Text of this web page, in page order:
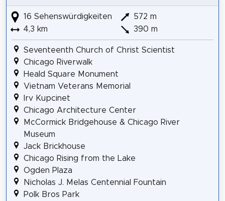
16 Sehenswürdigkeiten
4,3 km
572 m
390 m
Seventeenth Church of Christ Scientist
Chicago Riverwalk
Heald Square Monument
Vietnam Veterans Memorial
Irv Kupcinet
Chicago Architecture Center
McCormick Bridgehouse & Chicago River
Museum
Jack Brickhouse
Chicago Rising from the Lake
Ogden Plaza
Nicholas J. Melas Centennial Fountain
Polk Bros Park